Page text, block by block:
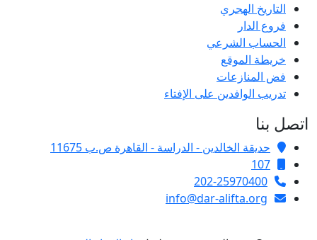
التاريخ الهجري
فروع الدار
الحساب الشرعي
خريطة الموقع
فض المنازعات
تدريب الوافدين على الإفتاء
اتصل بنا
حديقة الخالدين - الدراسة - القاهرة ص.ب 11675
107
202-25970400
info@dar-alifta.org